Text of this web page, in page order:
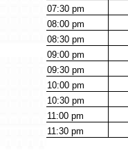
07:30pm
08:00pm
08:30pm
09:00pm
09:30pm
10:00pm
10:30pm
11:00pm
11:30pm